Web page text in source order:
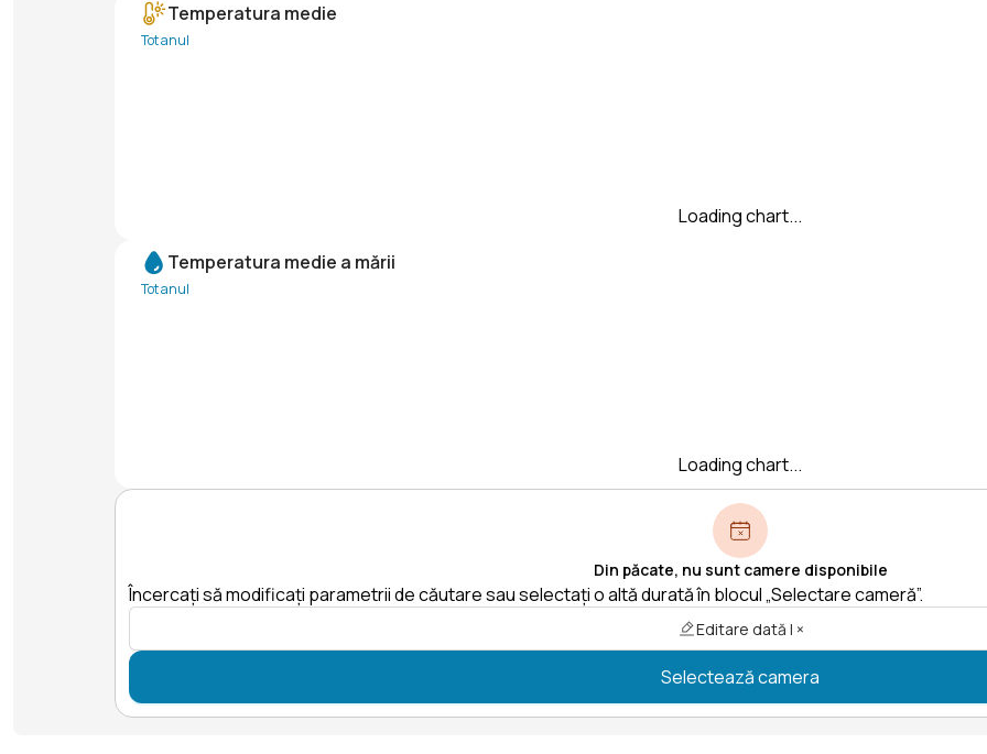
Temperatura medie
Tot anul
Loading chart...
Temperatura medie a mării
Tot anul
Loading chart...
Din păcate, nu sunt camere disponibile
Încercați să modificați parametrii de căutare sau selectați o altă durată în blocul „Selectare cameră”.
Editare dată | ×
Selectează camera